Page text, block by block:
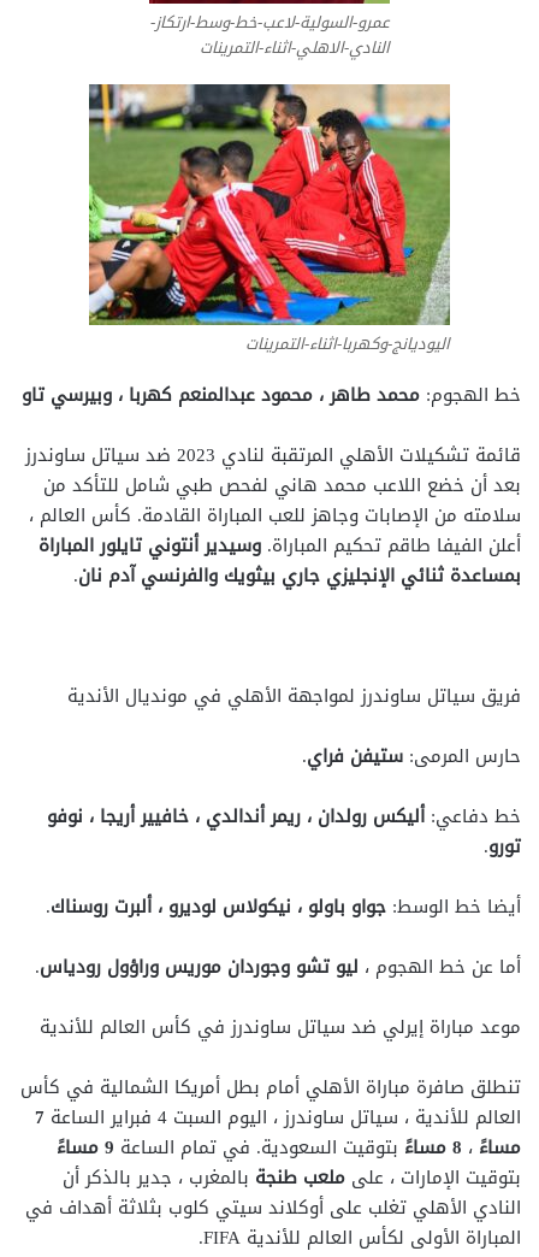
عمرو-السولية-لاعب-خط-وسط-ارتكاز-
النادي-الاهلي-اثناء-التمرينات
اليوديانج-وكهربا-اثناء-التمرينات
خط الهجوم: محمد طاهر ، محمود عبدالمنعم كهربا ، وبيرسي تاو
قائمة تشكيلات الأهلي المرتقبة لنادي 2023 ضد سياتل ساوندرز
بعد أن خضع اللاعب محمد هاني لفحص طبي شامل للتأكد من
سلامته من الإصابات وجاهز للعب المباراة القادمة. كأس العالم ،
أعلن الفيفا طاقم تحكيم المباراة. وسيدير ​​أنتوني تايلور المباراة
بمساعدة ثنائي الإنجليزي جاري بيثويك والفرنسي آدم نان.
فريق سياتل ساوندرز لمواجهة الأهلي في مونديال الأندية
حارس المرمى: ستيفن فراي.
خط دفاعي:أليكس رولدان ، ريمر أندالدي ، خافيير أريجا ، نوفو
تورو.
أيضا خط الوسط: جواو باولو ، نيكولاس لوديرو ، ألبرت روسناك.
أما عن خط الهجوم ، ليو تشو وجوردان موريس وراؤول رودياس.
موعد مباراة إيرلي ضد سياتل ساوندرز في كأس العالم للأندية
تنطلق صافرة مباراة الأهلي أمام بطل أمريكا الشمالية في كأس
العالم للأندية ، سياتل ساوندرز ، اليوم السبت 4 فبراير الساعة
7
مساءً ، 8 مساءً بتوقيت السعودية. في تمام الساعة
بتوقيت الإمارات ، على ملعب طنجة بالمغرب ، جدير بالذكر أن
النادي الأهلي تغلب على أوكلاند سيتي كلوب بثلاثة أهداف في
المباراة الأولى لكأس العالم للأندية FIFA.